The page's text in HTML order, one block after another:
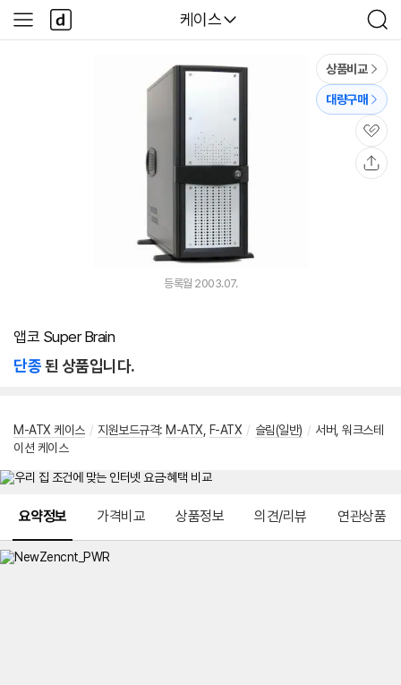
다나와
케이스
검
색
사
이
다
나
와
상품비교
대량구매
관
심
등록월 2003.07.
앱코 Super Brain
단종된 상품입니다.
M-ATX 케이스 / 지원보드규격: M-ATX F-ATX / 슬림(일반) / 서버, 워크스테
이션 케이스
요약정보 가격비교 상품정보 의견/리뷰 연관상품